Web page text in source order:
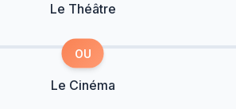
Le Théâtre
OU
Le Cinéma